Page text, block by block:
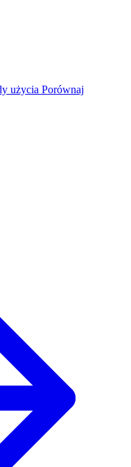
użycia Porównaj